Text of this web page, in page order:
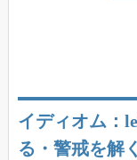
イディオム：
る・警戒を解